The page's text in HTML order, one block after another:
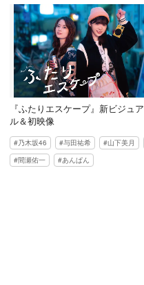
『ふたりエスケープ』新ビジュア
ル＆初映像
乃木坂46 与田祐希 山下美月
間瀬佑一
あんぱん